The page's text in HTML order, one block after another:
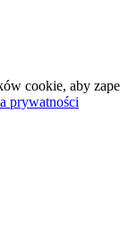
cookie, aby
prywatności